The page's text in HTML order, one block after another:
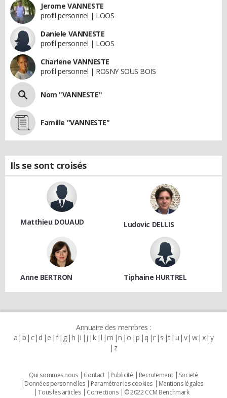
Jerome VANNESTE
profil personnel | LOOS
Daniele VANNESTE
profil personnel | LOOS
Charlene VANNESTE
profil personnel | ROSNY SOUS BOIS
Nom "VANNESTE"
Famille "VANNESTE"
Ils se sont croisés
Matthieu DOUAUD Ludovic DELLIS
Anne BERTRON Tiphaine HURTREL
Annuaire des membres :
a b c d e f g h i j k l m n o p q r s t u v w x y
z
Qui sommes nous Contact Publicité Recrutement
Societé
Données personnelles
Paramétrer les cookies
Mentions légales
Tous les articles
Corrections © 2022 CCM Benchmark